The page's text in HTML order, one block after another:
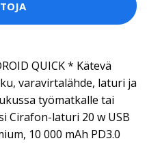
QUICK * Kätevä
varavirtalähde, laturi ja
työmatkalle tai
Cirafon-laturi 20 w USB
10 000 mAh PD3.0